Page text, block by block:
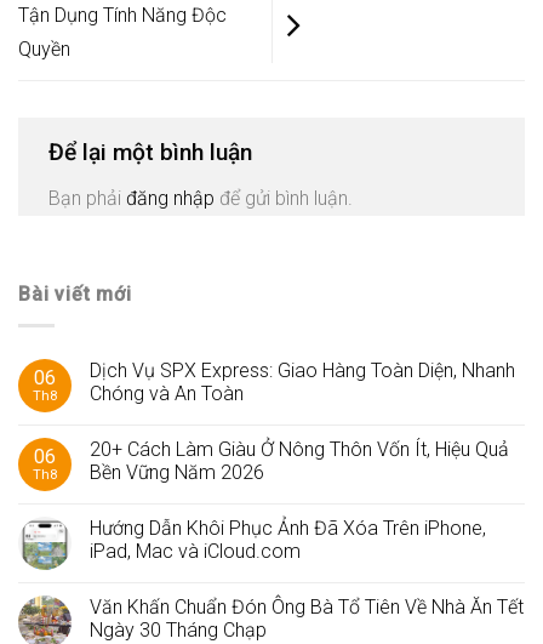
Tận Dụng Tính Năng Độc
Quyền
Để lại một bình luận
Bạn phải đăng nhập để gửi bình luận.
Bài viết mới
06
Th8
Dịch Vụ SPX Express: Giao Hàng Toàn Diện, Nhanh
Chóng và An Toàn
06
Th8
20+ Cách Làm Giàu Ở Nông Thôn Vốn Ít, Hiệu Quả
Bền Vững Năm 2026
Hướng Dẫn Khôi Phục Ảnh Đã Xóa Trên iPhone,
iPad, Mac và iCloud.com
Văn Khấn Chuẩn Đón Ông Bà Tổ Tiên Về Nhà Ăn Tết
Ngày 30 Tháng Chạp